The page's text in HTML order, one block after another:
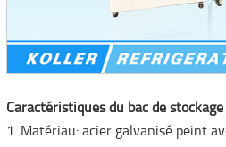
Caractéristiques du bac de stockage
1. Matériau: acier galvanisé peint